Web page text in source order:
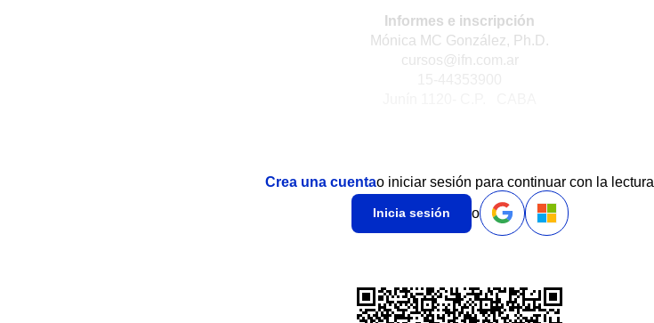
Informes e inscripción
Mónica MC González, Ph.D.
cursos@ifn.com.ar
Crea una cuentao iniciar sesión para continuar con la lectura
Inicia sesión o